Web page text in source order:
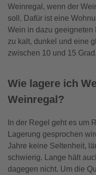
Weinregal, wenn der
soll. Dafür ist eine
Wein in dazu geeigneten
zu kalt, dunkel und eine
zwischen 10 und 15 Grad.
Wie lagere ich
Weinregal?
In der Regel geht es um
Lagerung gesprochen
Jahre keine Seltenheit,
schwierig. Lange hält
dagegen nicht. Um die